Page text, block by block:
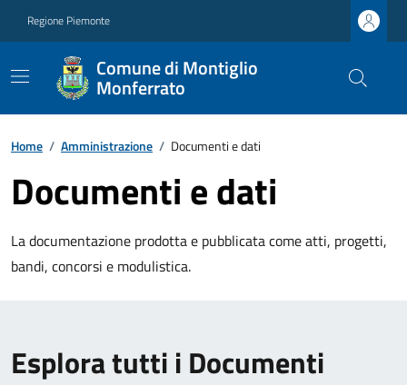
Regione Piemonte
Comune di Montiglio
Monferrato
Home / Amministrazione / Documenti e dati
Documenti e dati
La documentazione prodotta e pubblicata come atti, progetti,
bandi, concorsi e modulistica.
Esplora tutti i Documenti